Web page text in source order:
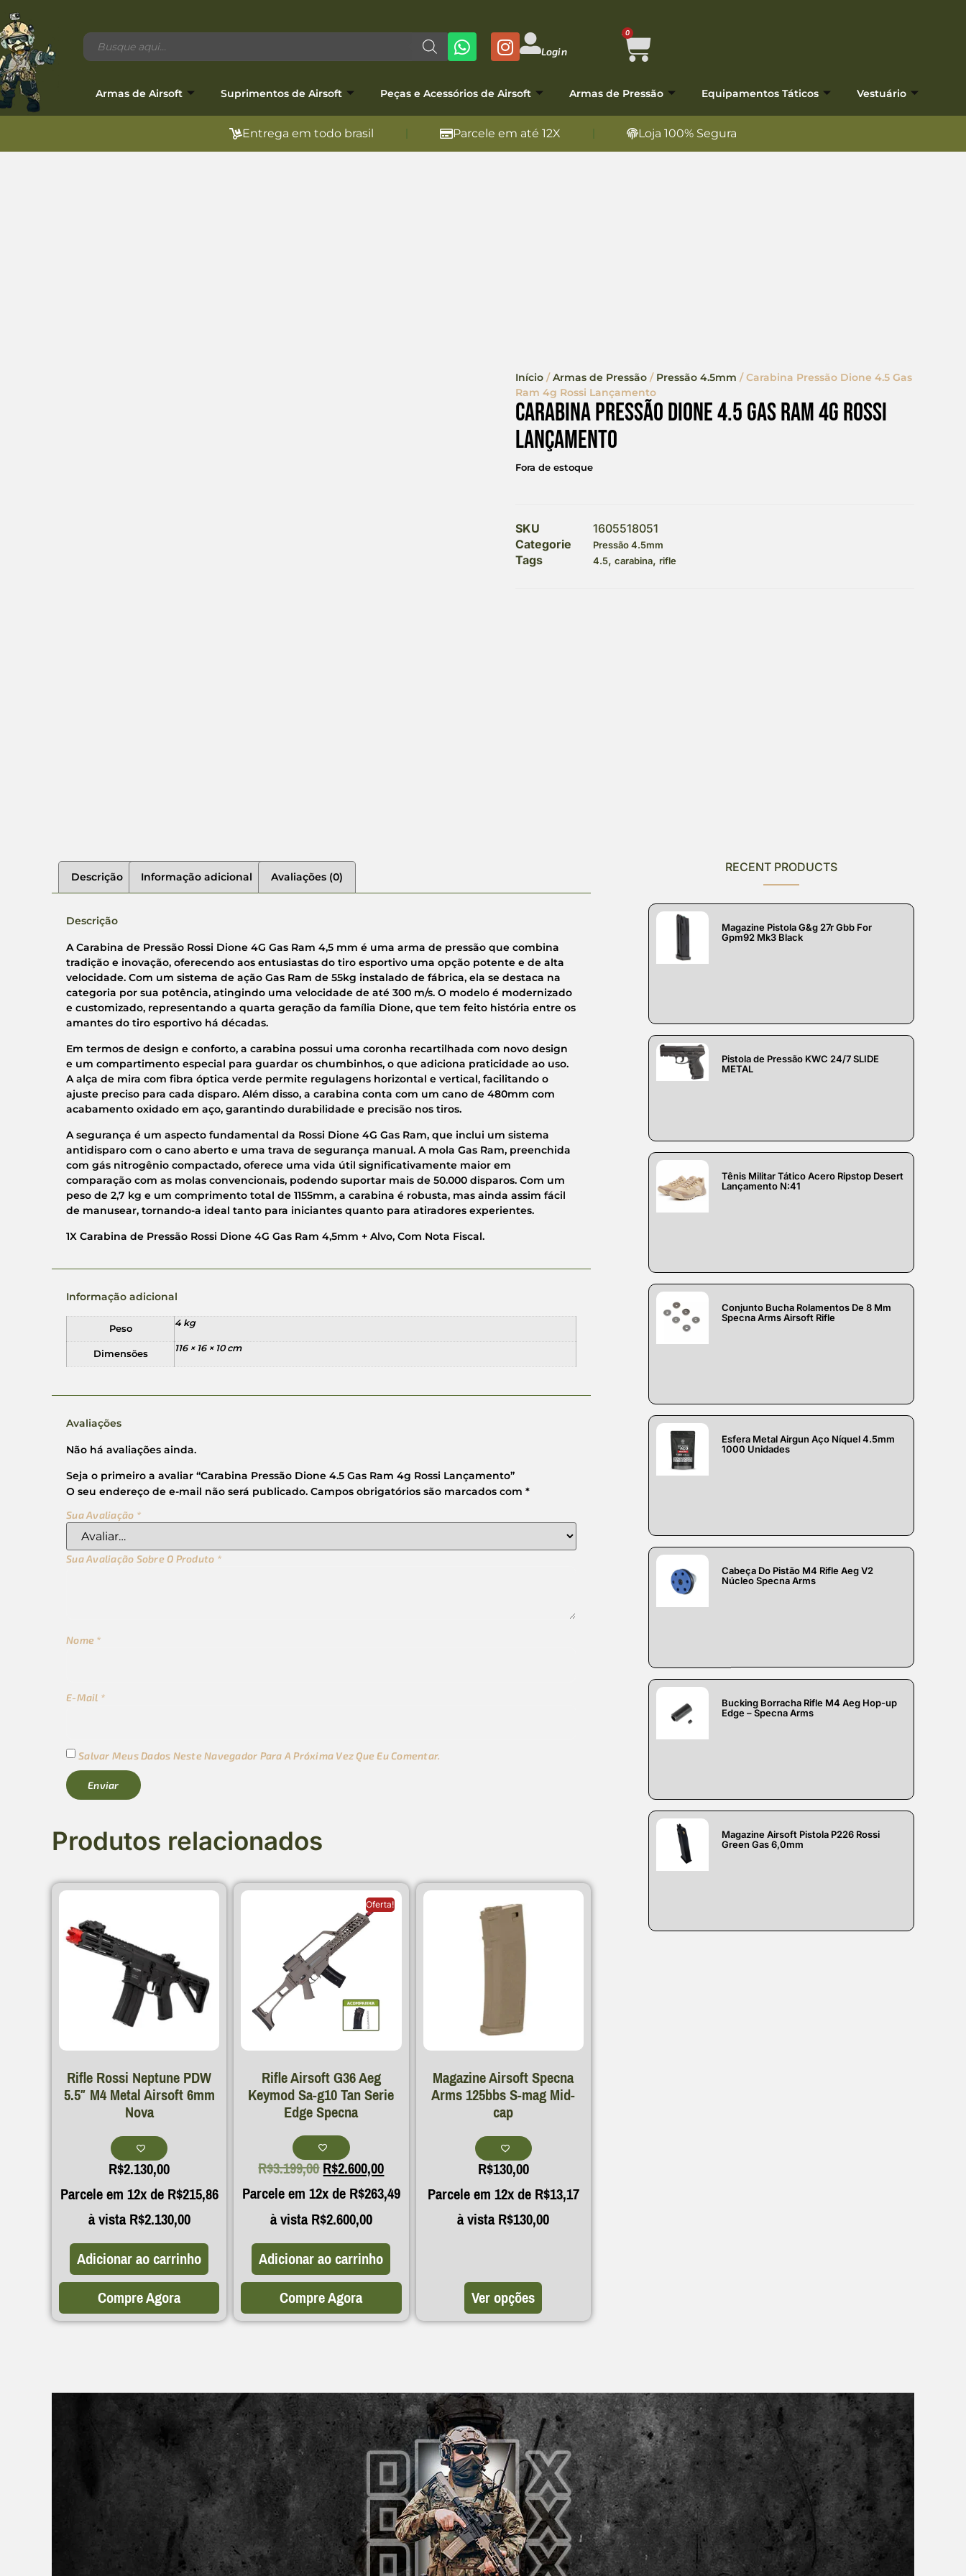
Login
0
Armas de Airsoft Suprimentos de Airsoft Peças e Acessórios de Airsoft Armas de Pressão Equipamentos Táticos Vestuário
Entrega em todo brasil Parcele em até 12X Loja 100% Segura
Início/Armas de Pressão/ Pressão 4.5mm / Carabina Pressão Dione 4.5 Gas
Ram 4g Rossi Lançamento
Carabina Pressão Dione 4.5 Gas Ram 4g Rossi
Lançamento
Fora de estoque
SKU
1605518051
Categorie
Pressão 4.5mm
Tags 4.5, carabina, rifle
Descrição Informação adicional Avaliações (0)
Descrição
A Carabina de Pressão Rossi Dione 4G Gas Ram 4,5 mm é uma arma de pressão que combina
tradição e inovação, oferecendo aos entusiastas do tiro esportivo uma opção potente e de alta
velocidade. Com um sistema de ação Gas Ram de 55kg instalado de fábrica, ela se destaca na
categoria por sua potência, atingindo uma velocidade de até 300 m/s. O modelo é modernizado
e customizado, representando a quarta geração da família Dione, que tem feito história entre os
amantes do tiro esportivo há décadas.
Em termos de design e conforto, a carabina possui uma coronha recartilhada com novo design
e um compartimento especial para guardar os chumbinhos, o que adiciona praticidade ao uso.
A alça de mira com fibra óptica verde permite regulagens horizontal e vertical, facilitando o
ajuste preciso para cada disparo. Além disso, a carabina conta com um cano de 480mm com
acabamento oxidado em aço, garantindo durabilidade e precisão nos tiros.
A segurança é um aspecto fundamental da Rossi Dione 4G Gas Ram, que inclui um sistema
antidisparo com o cano aberto e uma trava de segurança manual. A mola Gas Ram, preenchida
com gás nitrogênio compactado, oferece uma vida útil significativamente maior em
comparação com as molas convencionais, podendo suportar mais de 50.000 disparos. Com um
peso de 2,7 kg e um comprimento total de 1155mm, a carabina é robusta, mas ainda assim fácil
de manusear, tornando-a ideal tanto para iniciantes quanto para atiradores experientes.
1X Carabina de Pressão Rossi Dione 4G Gas Ram 4,5mm + Alvo, Com Nota Fiscal.
Informação adicional
Peso
4 kg
Dimensões
116 × 16 × 10 cm
Avaliações
Não há avaliações ainda.
Seja o primeiro a avaliar “Carabina Pressão Dione 4.5 Gas Ram 4g Rossi Lançamento”
O seu endereço de e-mail não será publicado. Campos obrigatórios são marcados com *
Sua Avaliação *
Sua Avaliação Sobre O Produto *
Nome *
E-Mail *
Salvar Meus Dados Neste Navegador Para A Próxima Vez Que Eu Comentar.
Produtos relacionados
Rifle Rossi Neptune PDW
5.5″ M4 Metal Airsoft 6mm
Nova
R$2.130,00
Parcele em 12x deR$215,86
à vistaR$2.130,00
Adicionar ao carrinho
Compre Agora
Oferta!
Rifle Airsoft G36 Aeg
Keymod Sa-g10 Tan Serie
Edge Specna
R$3.199,00R$2.600,00
Parcele em 12x deR$263,49
à vistaR$2.600,00
Adicionar ao carrinho
Compre Agora
Magazine Airsoft Specna
Arms 125bbs S-mag Mid-
cap
R$130,00
Parcele em 12x deR$13,17
à vistaR$130,00
Ver opções
RECENT PRODUCTS
Magazine Pistola G&g 27r Gbb For
Gpm92 Mk3 Black
Pistola de Pressão KWC 24/7 SLIDE
METAL
Tênis Militar Tático Acero Ripstop Desert
Lançamento N:41
Conjunto Bucha Rolamentos De 8 Mm
Specna Arms Airsoft Rifle
Esfera Metal Airgun Aço Níquel 4.5mm
1000 Unidades
Cabeça Do Pistão M4 Rifle Aeg V2
Núcleo Specna Arms
Bucking Borracha Rifle M4 Aeg Hop-up
Edge – Specna Arms
Magazine Airsoft Pistola P226 Rossi
Green Gas 6,0mm